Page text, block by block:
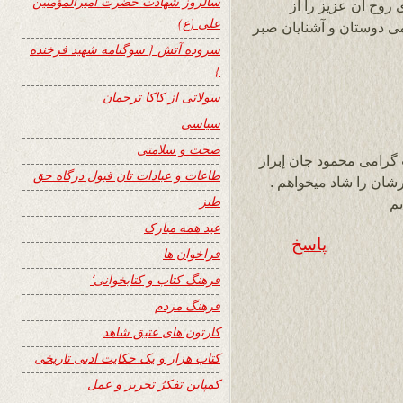
آن عزیز را از
دوستان و آشنایان صبر
محمود جان إبراز
را شاد ميخواهم .
پاسخ
علی (ع)
سروده آتش { سوگنامه شهید فرخنده
}
سولاتی از کاکا ترجمان
سیاسی
صحت و سلامتی
طاعات و عبادات تان قبول درگاه حق
طنز
عید همه مبارک
فراخوان ها
فرهنگ کتاب و کتابخوانی٬
فرهنگ مردم
کارتون های عتیق شاهد
کتاب هزار و یک حکایت ادبی تاریخی
کمپاین تفکرُ تحریر و عمل